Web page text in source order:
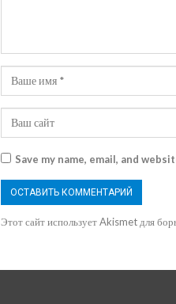
Save my name, email, and
Этот сайт использует Akismet для